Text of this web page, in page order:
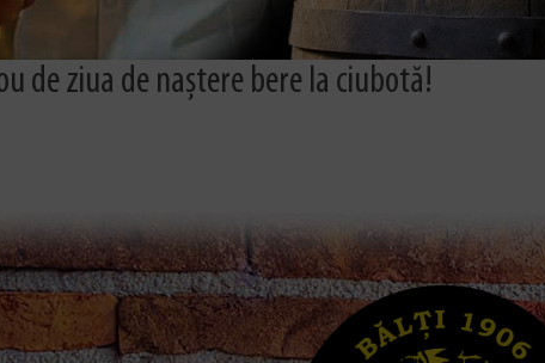
de ziua de naștere bere la ciubotă!